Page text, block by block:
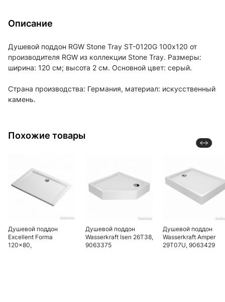
Описание
Душевой поддон RGW Stone Tray ST-0120G 100х120 от
производителя RGW из коллекции Stone Tray. Размеры:
ширина: 120 см; высота 2 см. Основной цвет: серый.
Страна производства: Германия, материал: искусственный
камень.
Похожие товары
Душевой поддон
Excellent Forma
120x80,
Душевой поддон
Wasserkraft Isen 26T38,
9063375
Душевой поддон
Wasserkraft Amper
29T07U, 9063429